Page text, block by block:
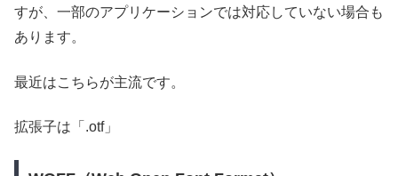
すが、一部のアプリケーションでは対応していない場合も
あります。
最近はこちらが主流です。
拡張子は「.otf」